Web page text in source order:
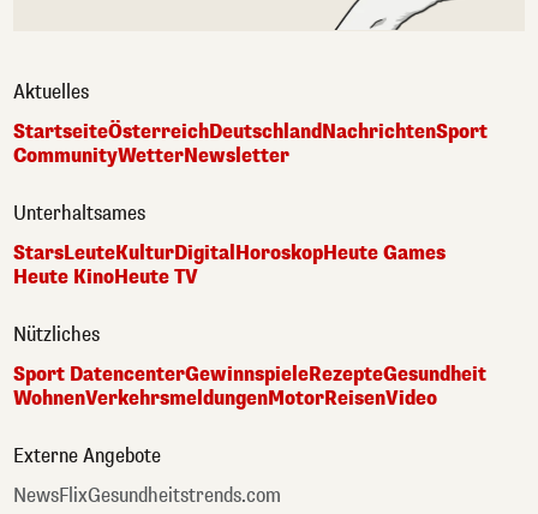
Aktuelles
StartseiteÖsterreichDeutschlandNachrichtenSport
CommunityWetterNewsletter
Unterhaltsames
StarsLeuteKulturDigitalHoroskopHeute Games
Heute KinoHeute TV
Nützliches
Sport DatencenterGewinnspieleRezepteGesundheit
WohnenVerkehrsmeldungenMotorReisenVideo
Externe Angebote
NewsFlixGesundheitstrends.com